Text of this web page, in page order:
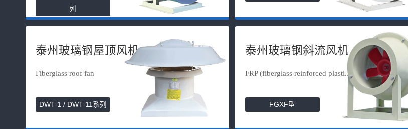
列
泰州玻璃钢屋顶风机
Fiberglass roof fan
DWT-1 / DWT-11系列
泰州玻璃钢斜流风机
FRP (fiberglass reinforced plasti...
FGXF型